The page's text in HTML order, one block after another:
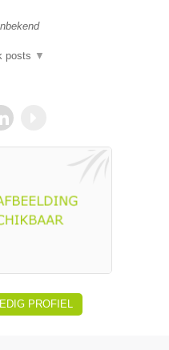
posts ▼
PROFIEL